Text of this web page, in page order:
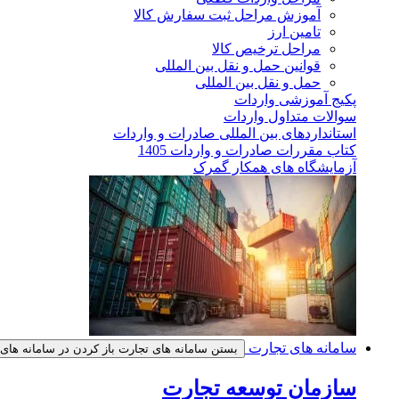
آموزش مراحل ثبت سفارش کالا
تامین ارز
مراحل ترخیص کالا
قوانین حمل و نقل بین المللی
حمل و نقل بین المللی
پکیج آموزشی واردات
سوالات متداول واردات
استانداردهای بین المللی صادرات و واردات
کتاب مقررات صادرات و واردات 1405
آزمایشگاه های همکار گمرک
سامانه های تجارت بستن سامانه های تجارت باز کردن در سامانه
سازمان توسعه تجارت